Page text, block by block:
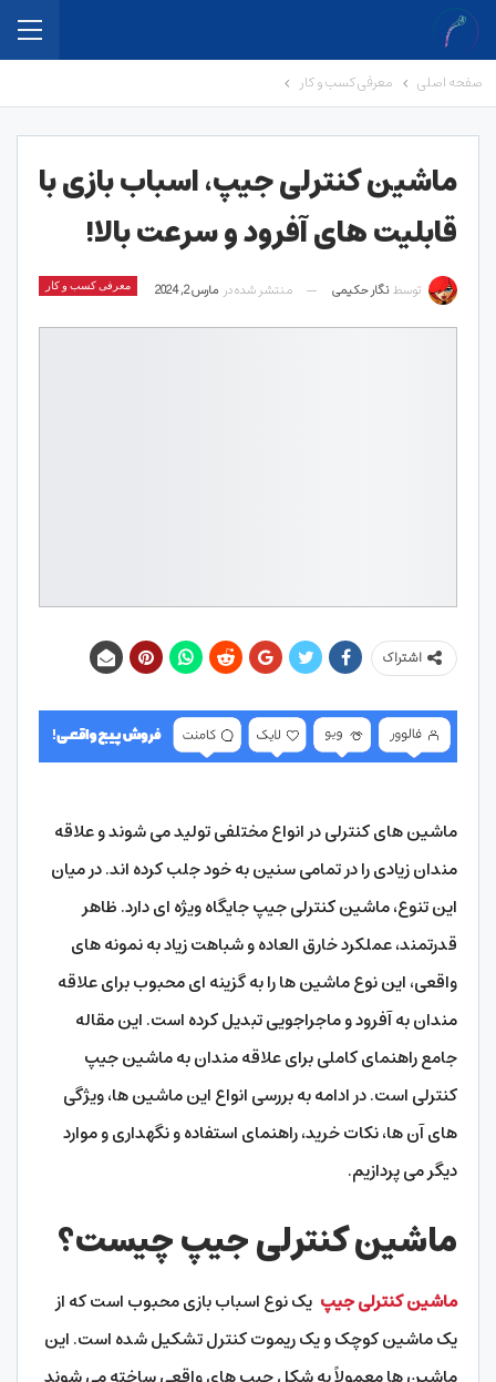
صفحه اصلی معرفی کسب و کار
ماشین کنترلی جیپ، اسباب بازی با
قابلیت های آفرود و سرعت بالا!
معرفی کسب و کار توسط نگار حکیمی منتشر شده در مارس 2, 2024
اشتراک
ماشین های کنترلی در انواع مختلفی تولید می شوند و علاقه
مندان زیادی را در تمامی سنین به خود جلب کرده اند. در میان
این تنوع، ماشین کنترلی جیپ جایگاه ویژه ای دارد. ظاهر
قدرتمند، عملکرد خارق العاده و شباهت زیاد به نمونه های
واقعی، این نوع ماشین ها را به گزینه ای محبوب برای علاقه
مندان به آفرود و ماجراجویی تبدیل کرده است. این مقاله
جامع راهنمای کاملی برای علاقه مندان به ماشین جیپ
کنترلی است. در ادامه به بررسی انواع این ماشین ها، ویژگی
های آن ها، نکات خرید، راهنمای استفاده و نگهداری و موارد
دیگر می پردازیم.
ماشین کنترلی جیپ چیست؟
ماشین کنترلی جیپ یک نوع اسباب بازی محبوب است که از
یک ماشین کوچک و یک ریموت کنترل تشکیل شده است. این